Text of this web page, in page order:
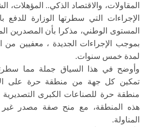
المقاولات، والاقتصاد الذكي.. المؤهلات،
الإجراءات التي سطرتها الوزارة للدفع
المستوى الوطني، مذكرا بأن المصدرين
بموجب الإجراءات الجديدة ، معفيين من
لمدة خمس سنوات.
وأوضح في هذا السياق جملة مما
تمكين كل جهة من منطقة حرة على
منطقة حرة للصناعات الكبرى
هذه المنطقة، مع منح صفة مصدر
المناولة.